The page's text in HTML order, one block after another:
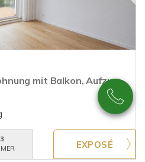
mit Balkon, Aufzug
3